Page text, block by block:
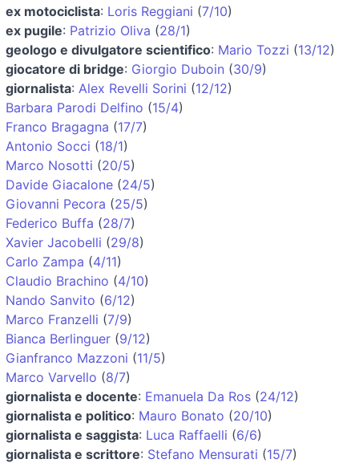
ex motociclista: Loris Reggiani (7/10)
ex pugile: Patrizio Oliva (28/1)
geologo e divulgatore scientifico: Mario Tozzi (13/12)
giocatore di bridge: Giorgio Duboin (30/9)
giornalista: Alex Revelli Sorini (12/12)
Barbara Parodi Delfino (15/4)
Franco Bragagna (17/7)
Antonio Socci (18/1)
Marco Nosotti (20/5)
Davide Giacalone (24/5)
Giovanni Pecora (25/5)
Federico Buffa (28/7)
Xavier Jacobelli (29/8)
Carlo Zampa (4/11)
Claudio Brachino (4/10)
Nando Sanvito (6/12)
Marco Franzelli (7/9)
Bianca Berlinguer (9/12)
Gianfranco Mazzoni (11/5)
Marco Varvello (8/7)
giornalista e docente: Emanuela Da Ros (24/12)
giornalista e politico: Mauro Bonato (20/10)
giornalista e saggista: Luca Raffaelli (6/6)
giornalista e scrittore: Stefano Mensurati (15/7)